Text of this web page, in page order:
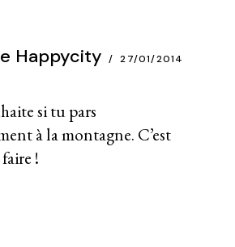
Happycity 27/01/2014
si tu pars
à la montagne. C’est
!